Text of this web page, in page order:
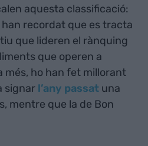
aquesta classificació:
recordat que es tracta
que lideren el rànquing
que operen a
més, ho han fet millorant
signar l’any passat una
mentre que la de Bon